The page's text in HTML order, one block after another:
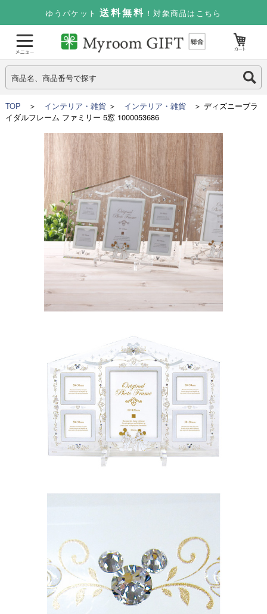
ゆうパケット 送料無料 ！対象商品はこちら
TOP ＞ インテリア・雑貨＞ インテリア・雑貨＞ ディズニーブラ
イダルフレーム ファミリー 5窓 1000053686